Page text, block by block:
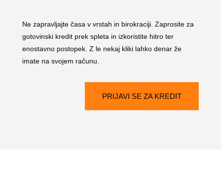
Ne zapravljajte časa v vrstah in birokraciji. Zaprosite za
gotovinski kredit prek spleta in izkoristite hitro ter
enostavno postopek. Z le nekaj kliki lahko denar že
imate na svojem računu.
PRIJAVI SE ZA KREDIT